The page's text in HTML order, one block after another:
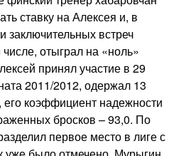
ставку на Алексея и, в
заключительных встреч
отыграл на «ноль»
принял участие в 29
2011/2012, одержал 13
коэффициент надежности
бросков – 93,0. По
первое место в лиге с